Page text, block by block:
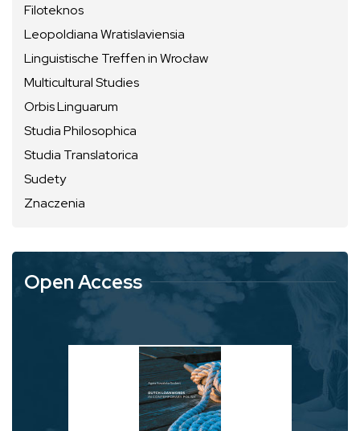
Filoteknos
Leopoldiana Wratislaviensia
Linguistische Treffen in Wrocław
Multicultural Studies
Orbis Linguarum
Studia Philosophica
Studia Translatorica
Sudety
Znaczenia
Open Access